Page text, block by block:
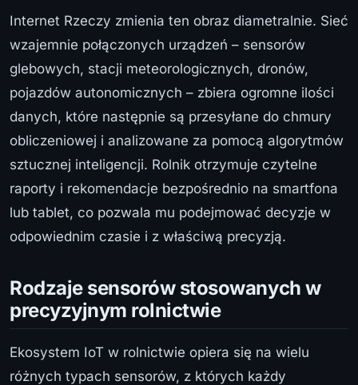
Internet Rzeczy zmienia ten obraz diametralnie. Sieć
wzajemnie połączonych urządzeń – sensorów
glebowych, stacji meteorologicznych, dronów,
pojazdów autonomicznych – zbiera ogromne ilości
danych, które następnie są przesyłane do chmury
obliczeniowej i analizowane za pomocą algorytmów
sztucznej inteligencji. Rolnik otrzymuje czytelne
raporty i rekomendacje bezpośrednio na smartfona
lub tablet, co pozwala mu podejmować decyzje w
odpowiednim czasie i z właściwą precyzją.
Rodzaje sensorów stosowanych w
precyzyjnym rolnictwie
Ekosystem IoT w rolnictwie opiera się na wielu
różnych typach sensorów, z których każdy